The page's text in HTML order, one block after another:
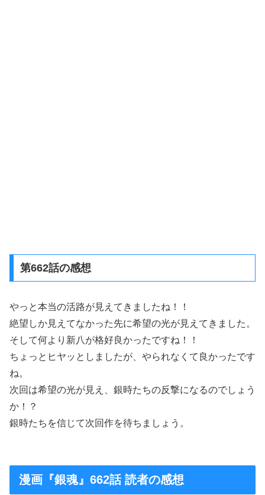
第662話の感想
やっと本当の活路が見えてきましたね！！
絶望しか見えてなかった先に希望の光が見えてきました。
そして何より新八が格好良かったですね！！
ちょっとヒヤッとしましたが、やられなくて良かったです
ね。
次回は希望の光が見え、銀時たちの反撃になるのでしょう
か！？
銀時たちを信じて次回作を待ちましょう。
漫画『銀魂』662話 読者の感想